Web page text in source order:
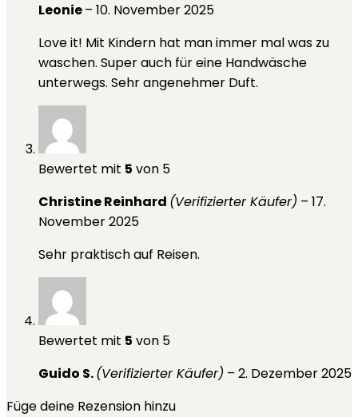
Leonie– 10. November 2025
Love it! Mit Kindern hat man immer mal was zu
waschen. Super auch für eine Handwäsche
unterwegs. Sehr angenehmer Duft.
Bewertet mit 5 von 5
Christine Reinhard (Verifizierter Käufer) – 17.
November 2025
Sehr praktisch auf Reisen.
Bewertet mit 5 von 5
Guido S.(Verifizierter Käufer) – 2. Dezember 2025
Füge deine Rezension hinzu